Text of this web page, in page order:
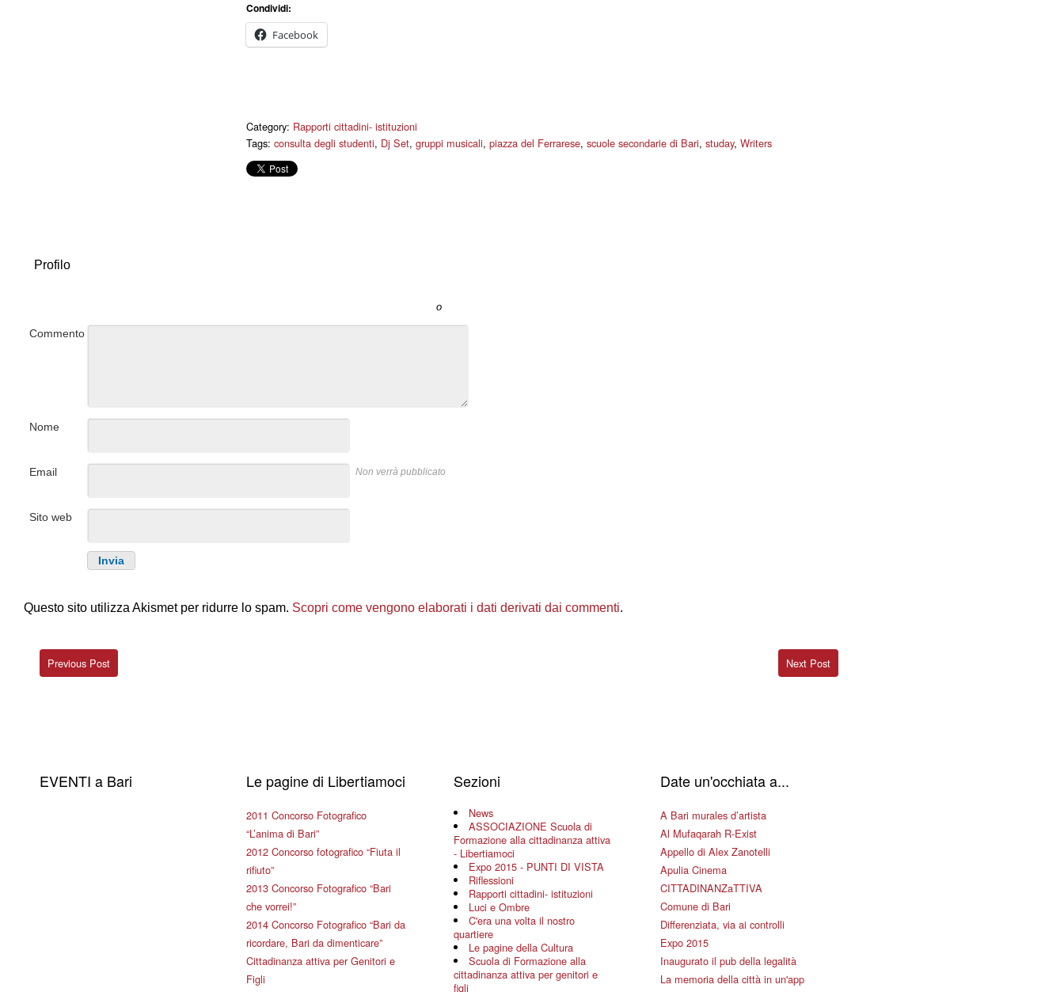
Condividi:
Facebook
Category: Rapporti cittadini- istituzioni
Tags: consulta degli studenti, Dj Set, gruppi musicali, piazza del Ferrarese, scuole secondarie di Bari, studay, Writers
Profilo
o
Commento
Nome
Email Non verrà pubblicato
Sito web
Questo sito utilizza Akismet per ridurre lo spam. Scopri come vengono elaborati i dati derivati dai commenti.
Next Post
Previous Post
EVENTI a Bari Le pagine di Libertiamoci
2011 Concorso Fotografico
“L’anima di Bari”
2012 Concorso fotografico “Fiuta il
rifiuto”
2013 Concorso Fotografico “Bari
che vorrei!”
2014 Concorso Fotografico “Bari da
ricordare, Bari da dimenticare”
Cittadinanza attiva per Genitori e
Figli
Sezioni
News
ASSOCIAZIONE Scuola di
Formazione alla cittadinanza attiva
- Libertiamoci
Expo 2015 - PUNTI DI VISTA
Riflessioni
Rapporti cittadini- istituzioni
Luci e Ombre
C'era una volta il nostro
quartiere
Le pagine della Cultura
Scuola di Formazione alla
cittadinanza attiva per genitori e
figli
Date un'occhiata a...
A Bari murales d’artista
Al Mufaqarah R-Exist
Appello di Alex Zanotelli
Apulia Cinema
CITTADINANZaTTIVA
Comune di Bari
Differenziata, via ai controlli
Expo 2015
Inaugurato il pub della legalità
La memoria della città in un'app